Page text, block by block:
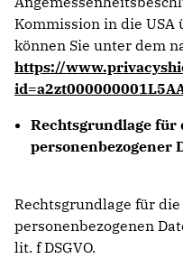
Kommission in die
können Sie unter dem
https://
Rechtsgrundlage für
personenbezogener
Rechtsgrundlage für
personenbezogenen
lit. f DSGVO.